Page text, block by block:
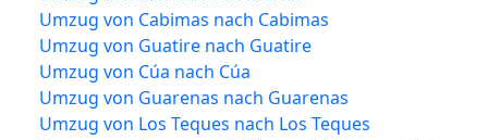
Umzug von Cabimas nach Cabimas
Umzug von Guatire nach Guatire
Umzug von Cúa nach Cúa
Umzug von Guarenas nach Guarenas
Umzug von Los Teques nach Los Teques